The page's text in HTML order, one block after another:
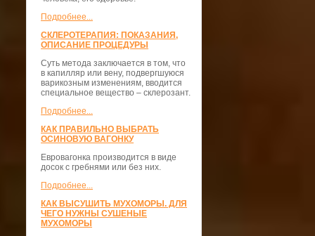
Подробнее...
СКЛЕРОТЕРАПИЯ: ПОКАЗАНИЯ,
ОПИСАНИЕ ПРОЦЕДУРЫ
Суть метода заключается в том, что
в капилляр или вену, подвергшуюся
варикозным изменениям, вводится
специальное вещество – склерозант.
Подробнее...
КАК ПРАВИЛЬНО ВЫБРАТЬ
ОСИНОВУЮ ВАГОНКУ
Евровагонка производится в виде
досок с гребнями или без них.
Подробнее...
КАК ВЫСУШИТЬ МУХОМОРЫ. ДЛЯ
ЧЕГО НУЖНЫ СУШЕНЫЕ
МУХОМОРЫ